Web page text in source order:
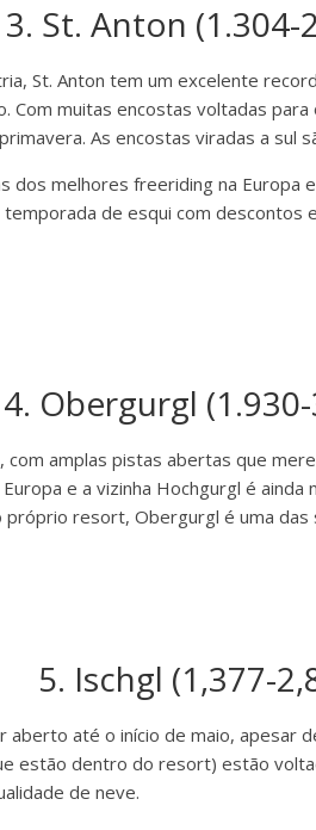
3. St. Anton (1.304-
St. Anton tem um excelente
Com muitas encostas voltadas
As encostas viradas a sul
dos melhores freeriding na Europa
de esqui com
4. Obergurgl
com amplas pistas abertas que
e a vizinha Hochgurgl é
próprio resort, Obergurgl é uma das
5. Ischgl (1,377-
aberto até o início de maio, apesar
estão dentro do resort) estão
de neve.